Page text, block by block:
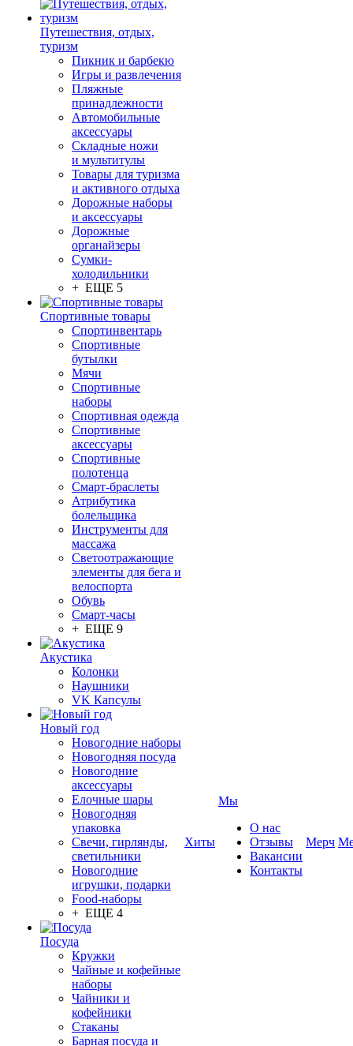
Путешествия, отдых,
туризм
Пикник и барбекю
Игры и развлечения
Пляжные
принадлежности
Автомобильные
аксессуары
Складные ножи
и мультитулы
Товары для туризма
и активного отдыха
Дорожные наборы
и аксессуары
Дорожные
органайзеры
Сумки-
холодильники
+ ЕЩЕ 5
Спортивные товары
Спортинвентарь
Спортивные
бутылки
Мячи
Спортивные
наборы
Спортивная одежда
Спортивные
аксессуары
Спортивные
полотенца
Смарт-браслеты
Атрибутика
болельщика
Инструменты для
массажа
Светоотражающие
элементы для бега и
велоспорта
Обувь
Смарт-часы
+ ЕЩЕ 9
Акустика
Колонки
Наушники
VK Капсулы
Новый год
Новогодние наборы
Новогодняя посуда
Новогодние
аксессуары
Елочные шары
Новогодняя
упаковка
Свечи, гирлянды,
светильники
Новогодние
игрушки, подарки
Food-наборы
+ ЕЩЕ 4
Посуда
Кружки
Чайные и кофейные
наборы
Чайники и
кофейники
Стаканы
Барная посуда и
Хиты
Мы
О нас
Отзывы
Вакансии
Контакты
Мерч